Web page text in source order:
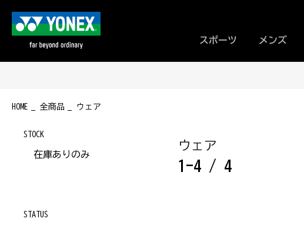
スポーツ メンズ
HOME 全商品 ウェア
ウェア
1-4 / 4
STOCK
在庫ありのみ
STATUS